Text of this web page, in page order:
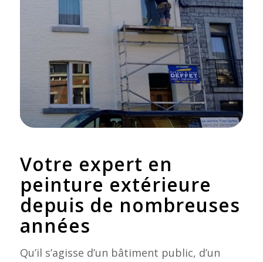
Votre expert en
peinture extérieure
depuis de nombreuses
années
Qu’il s’agisse d’un bâtiment public, d’un